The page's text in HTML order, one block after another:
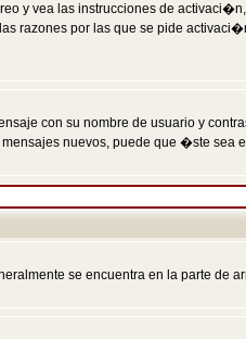
y vea las instrucciones de
razones por las que se pide
con su nombre de usuario y
nuevos, puede que �ste sea
se encuentra en la parte de